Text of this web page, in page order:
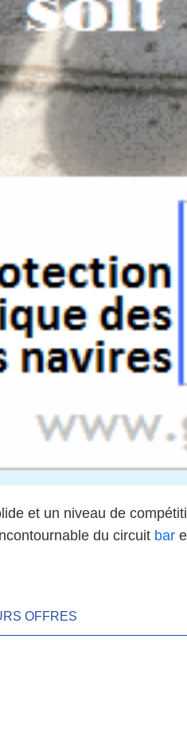
et un niveau de
du circuit bar
OFFRES